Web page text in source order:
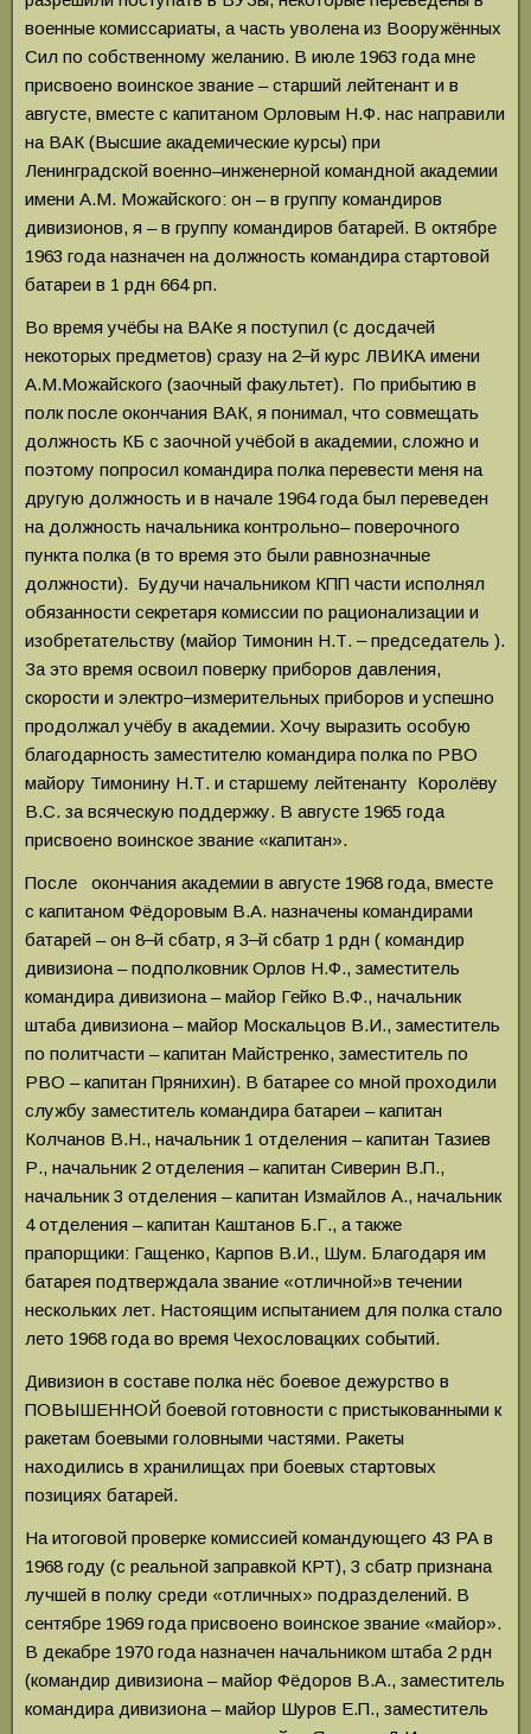
военные комиссариаты, а часть уволена из Вооружённых
Сил по собственному желанию. В июле 1963 года мне
присвоено воинское звание – старший лейтенант и в
августе, вместе с капитаном Орловым Н.Ф. нас направили
на ВАК (Высшие академические курсы) при
Ленинградской военно–инженерной командной академии
имени А.М. Можайского: он – в группу командиров
дивизионов, я – в группу командиров батарей. В октябре
1963 года назначен на должность командира стартовой
батареи в 1 рдн 664 рп.
Во время учёбы на ВАКе я поступил (с досдачей
некоторых предметов) сразу на 2‒й курс ЛВИКА имени
А.М.Можайского (заочный факультет). По прибытию в
полк после окончания ВАК, я понимал, что совмещать
должность КБ с заочной учёбой в академии, сложно и
поэтому попросил командира полка перевести меня на
другую должность и в начале 1964 года был переведен
на должность начальника контрольно– поверочного
пункта полка (в то время это были равнозначные
должности). Будучи начальником КПП части исполнял
обязанности секретаря комиссии по рационализации и
изобретательству (майор Тимонин Н.Т. ‒ председатель ).
За это время освоил поверку приборов давления,
скорости и электро‒измерительных приборов и успешно
продолжал учёбу в академии. Хочу выразить особую
благодарность заместителю командира полка по РВО
майору Тимонину Н.Т. и старшему лейтенанту Королёву
В.С. за всяческую поддержку. В августе 1965 года
присвоено воинское звание «капитан».
После окончания академии в августе 1968 года, вместе
с капитаном Фёдоровым В.А. назначены командирами
батарей – он 8‒й сбатр, я 3‒й сбатр 1 рдн ( командир
дивизиона – подполковник Орлов Н.Ф., заместитель
командира дивизиона – майор Гейко В.Ф., начальник
штаба дивизиона – майор Москальцов В.И., заместитель
по политчасти – капитан Майстренко, заместитель по
РВО – капитан Прянихин). В батарее со мной проходили
службу заместитель командира батареи – капитан
Колчанов В.Н., начальник 1 отделения – капитан Тазиев
Р., начальник 2 отделения – капитан Сиверин В.П.,
начальник 3 отделения – капитан Измайлов А., начальник
4 отделения – капитан Каштанов Б.Г., а также
прапорщики: Гащенко, Карпов В.И., Шум. Благодаря им
батарея подтверждала звание «отличной»в течении
нескольких лет. Настоящим испытанием для полка стало
лето 1968 года во время Чехословацких событий.
Дивизион в составе полка нёс боевое дежурство в
ПОВЫШЕННОЙ боевой готовности с пристыкованными к
ракетам боевыми головными частями. Ракеты
находились в хранилищах при боевых стартовых
позициях батарей.
На итоговой проверке комиссией командующего 43 РА в
1968 году (с реальной заправкой КРТ), 3 сбатр признана
лучшей в полку среди «отличных» подразделений. В
сентябре 1969 года присвоено воинское звание «майор».
В декабре 1970 года назначен начальником штаба 2 рдн
(командир дивизиона – майор Фёдоров В.А., заместитель
командира дивизиона – майор Шуров Е.П., заместитель